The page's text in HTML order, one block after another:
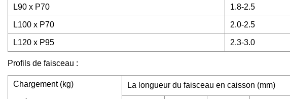
L90 x P70 1.8-2.5
L100 x P70 2.0-2.5
L120 x P95 2.3-3.0
Profils de faisceau :
Chargement (kg) La longueur du faisceau en caisson (mm)